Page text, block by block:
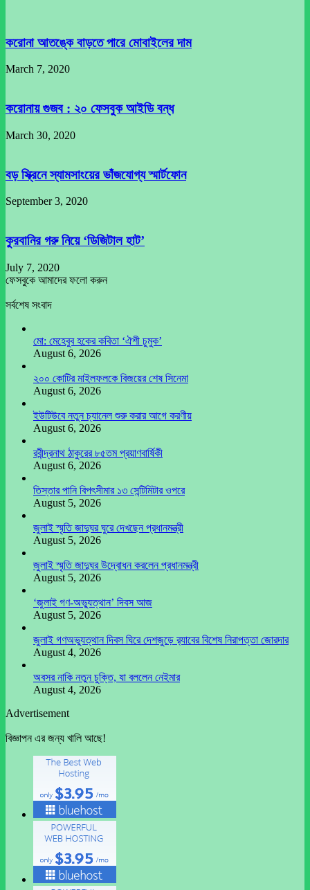
করোনা আতঙ্কে বাড়তে পারে মোবাইলের দাম
March 7, 2020
করোনায় গুজব : ২০ ফেসবুক আইডি বন্ধ
March 30, 2020
বড় স্ক্রিনে স্যামসাংয়ের ভাঁজযোগ্য স্মার্টফোন
September 3, 2020
কুরবানির গরু নিয়ে ‘ডিজিটাল হাট’
July 7, 2020
ফেসবুকে আমাদের ফলো করুন
সর্বশেষ সংবাদ
মো: মেহেবুব হকের কবিতা ‘ঐশী চুমুক’
August 6, 2026
২০০ কোটির মাইলফলকে বিজয়ের শেষ সিনেমা
August 6, 2026
ইউটিউবে নতুন চ্যানেল শুরু করার আগে করণীয়
August 6, 2026
রবীন্দ্রনাথ ঠাকুরের ৮৫তম প্রয়াণবার্ষিকী
August 6, 2026
তিস্তার পানি বিপৎসীমার ১৩ সেন্টিমিটার ওপরে
August 5, 2026
জুলাই স্মৃতি জাদুঘর ঘুরে দেখছেন প্রধানমন্ত্রী
August 5, 2026
জুলাই স্মৃতি জাদুঘর উদ্বোধন করলেন প্রধানমন্ত্রী
August 5, 2026
‘জুলাই গণ-অভ্যুত্থান’ দিবস আজ
August 5, 2026
জুলাই গণঅভ্যুত্থান দিবস ঘিরে দেশজুড়ে র‌্যাবের বিশেষ নিরাপত্তা জোরদার
August 4, 2026
অবসর নাকি নতুন চুক্তি, যা বললেন নেইমার
August 4, 2026
Advertisement
বিজ্ঞাপন এর জন্য খালি আছে!